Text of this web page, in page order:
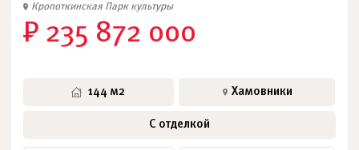
Кропоткинская Парк культуры
₽ 235 872 000
144 м2 Хамовники
С отделкой